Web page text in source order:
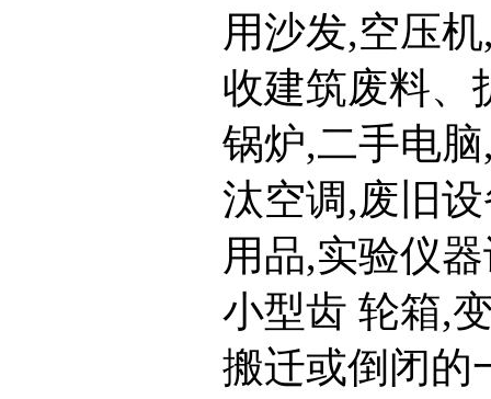
用沙发,空压
收建筑废料、
锅炉,二手电
汰空调,废旧
用品,实验仪
小型齿 轮箱,
搬迁或倒闭的